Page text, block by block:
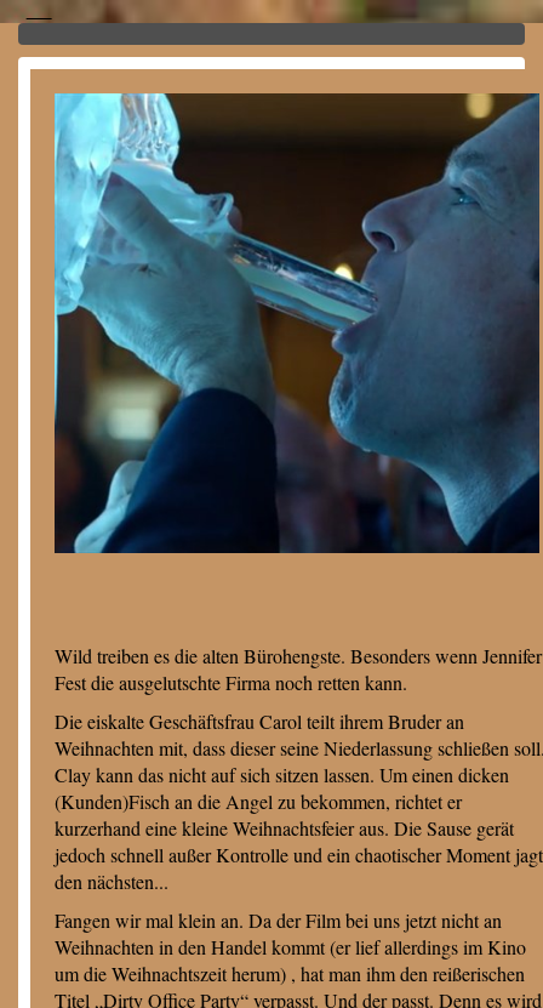
Wild treiben es die alten Bürohengste. Besonders wenn
Fest die ausgelutschte Firma noch retten kann.
Die eiskalte Geschäftsfrau Carol teilt ihrem Bruder an
Weihnachten mit, dass dieser seine Niederlassung schließen
Clay kann das nicht auf sich sitzen lassen. Um einen dicken
(Kunden)Fisch an die Angel zu bekommen, richtet er
kurzerhand eine kleine Weihnachtsfeier aus. Die Sause gerät
jedoch schnell außer Kontrolle und ein chaotischer Moment jagt
den nächsten...
Fangen wir mal klein an. Da der Film bei uns jetzt nicht an
Weihnachten in den Handel kommt (er lief allerdings im Kino
um die Weihnachtszeit herum) , hat man ihm den reißerischen
Titel „Dirty Office Party“ verpasst. Und der passt. Denn es wird